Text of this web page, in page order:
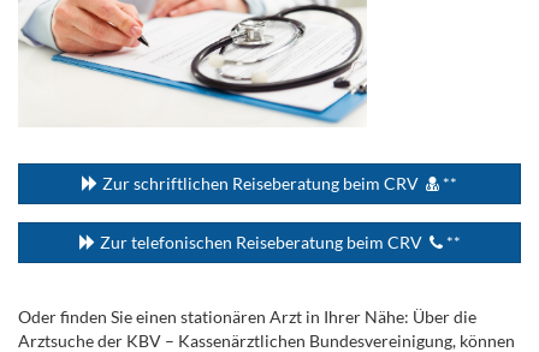
Zur schriftlichen Reiseberatung beim CRV **
Zur telefonischen Reiseberatung beim CRV **
Oder finden Sie einen stationären Arzt in Ihrer Nähe: Über die
Arztsuche der KBV – Kassenärztlichen Bundesvereinigung, können